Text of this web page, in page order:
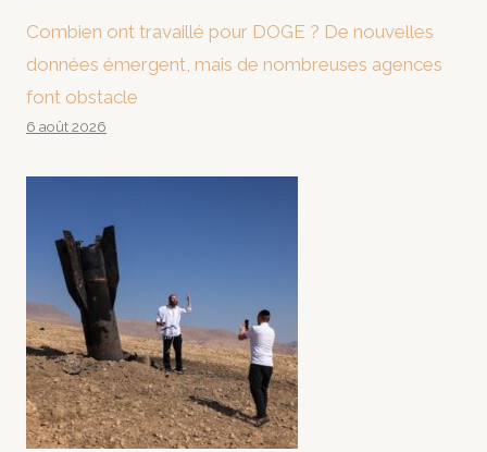
Combien ont travaillé pour DOGE ? De nouvelles
données émergent, mais de nombreuses agences
font obstacle
6 août 2026